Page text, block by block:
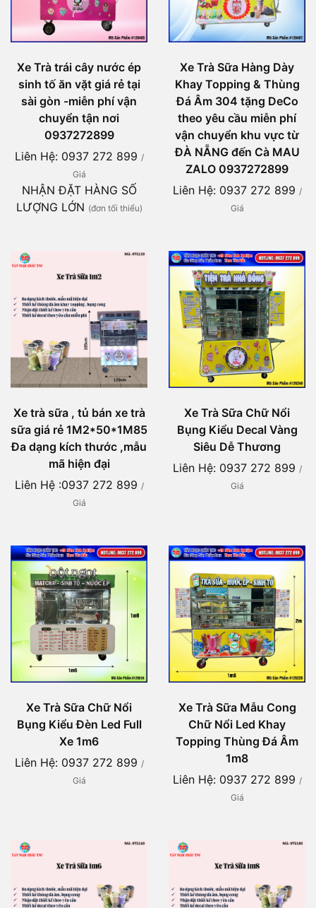
Xe Trà trái cây nước ép
sinh tố ăn vặt giá rẻ tại
sài gòn -miễn phí vận
chuyển tận nơi
0937272899
Liên Hệ: 0937 272 899 /
Giá
NHẬN ĐẶT HÀNG SỐ
LƯỢNG LỚN (đơn tối thiểu)
Xe Trà Sữa Hàng Dày
Khay Topping & Thùng
Đá Âm 304 tặng DeCo
theo yêu cầu miễn phí
vận chuyển khu vực từ
ĐÀ NẴNG đến Cà MAU
ZALO 0937272899
Liên Hệ: 0937 272 899 /
Giá
Xe trà sữa , tủ bán xe trà
sữa giá rẻ 1M2*50*1M85
Đa dạng kích thước ,mẫu
mã hiện đại
Liên Hệ :0937 272 899 /
Giá
Xe Trà Sữa Chữ Nổi
Bụng Kiểu Decal Vàng
Siêu Dễ Thương
Liên Hệ: 0937 272 899 /
Giá
Xe Trà Sữa Chữ Nổi
Bụng Kiểu Đèn Led Full
Xe 1m6
Liên Hệ: 0937 272 899 /
Giá
Xe Trà Sữa Mẫu Cong
Chữ Nổi Led Khay
Topping Thùng Đá Âm
1m8
Liên Hệ: 0937 272 899 /
Giá